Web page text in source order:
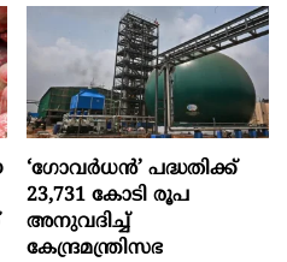
‘ഗോവർധൻ’ പദ്ധതിക്ക്
23,731 കോടി രൂപ
അനുവദിച്ച്
കേന്ദ്രമന്ത്രിസഭ